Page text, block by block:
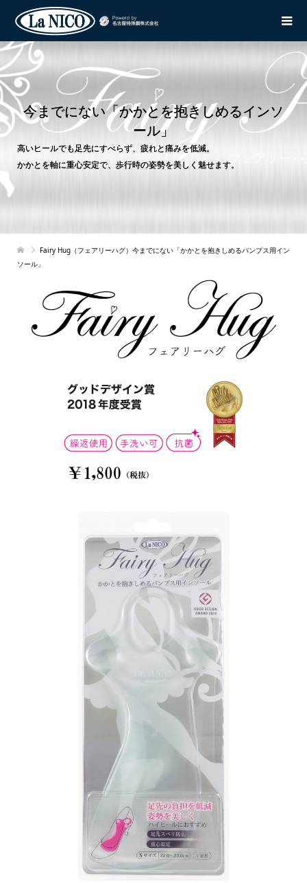
今までにない「かかとを抱きしめるインソ
ール」
高いヒールでも足先にすべらず、疲れと痛みを低減。
かかとを軸に重心安定で、歩行時の姿勢を美しく魅せます。
Fairy Hug（フェアリーハグ）今までにない「かかとを抱きしめるパンプス用イン
ソール」